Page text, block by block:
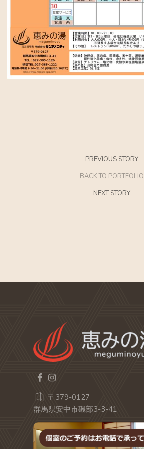
PREVIOUS STORY
BACK TO PORTFOLIO
NEXT STORY
〒379-0127
群馬県安中市磯部3-3-41